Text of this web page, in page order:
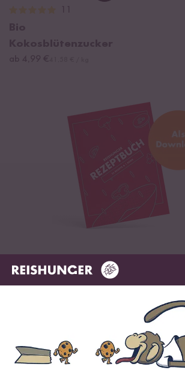
Digitales Rezeptbuch per
✔️ Inklusive Tipps & Tricks für die Zubereitung